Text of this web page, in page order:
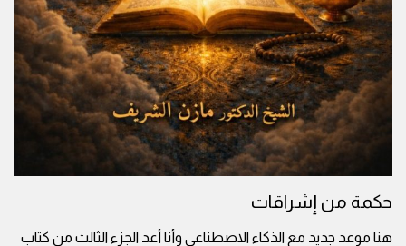
حكمة من إشراقات
هنا موعد جديد مع الذكاء الاصطناعي وأنا أعد الجزء الثالث من كتاب